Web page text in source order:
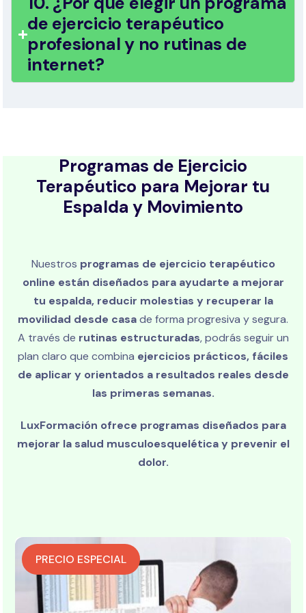
de ejercicio terapéutico
profesional y no rutinas de
internet?
Programas de Ejercicio
Terapéutico para Mejorar tu
Espalda y Movimiento
Nuestros programas de ejercicio terapéutico
online están diseñados para ayudarte a mejorar
tu espalda, reducir molestias y recuperar la
movilidad desde casade forma progresiva y segura.
A través de rutinas estructuradas, podrás seguir un
plan claro que combina ejercicios prácticos, fáciles
de aplicar y orientados a resultados reales desde
las primeras semanas.
LuxFormación ofrece programas diseñados para
mejorar la salud musculoesquelética y prevenir el
dolor.
PRECIO ESPECIAL